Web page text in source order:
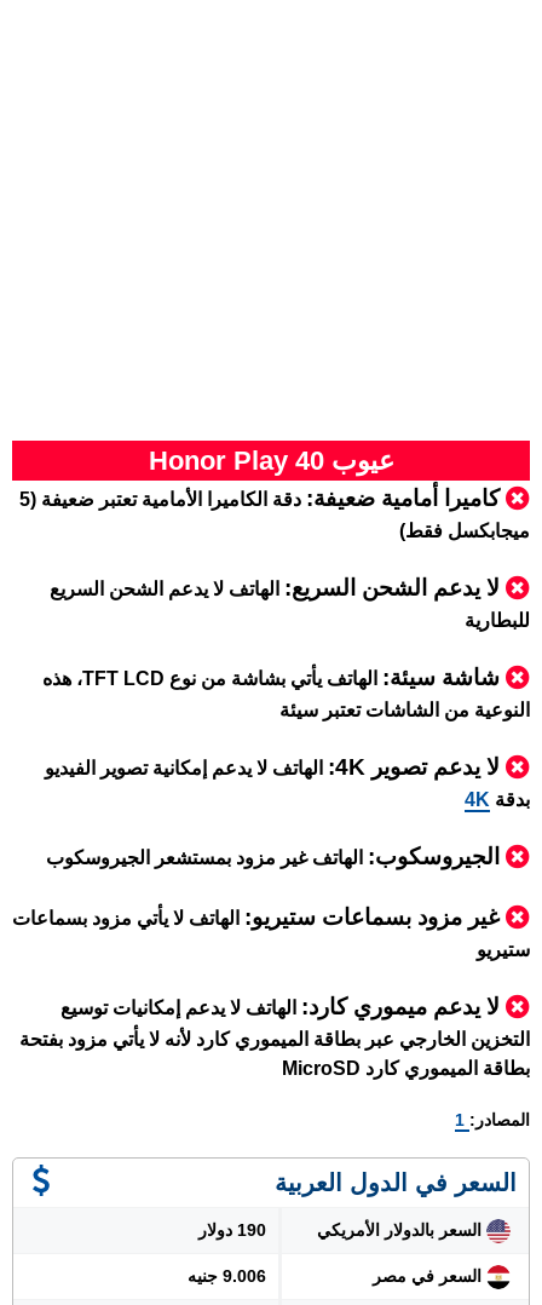
عيوب Honor Play 40
كاميرا أمامية ضعيفة:
دقة الكاميرا الأمامية تعتبر ضعيفة (5
ميجابكسل فقط)
لا يدعم الشحن السريع: الهاتف لا يدعم الشحن السريع
للبطارية
شاشة سيئة:
الهاتف يأتي بشاشة من نوع TFT LCD، هذه
النوعية من الشاشات تعتبر سيئة
لا يدعم تصوير 4K:
الهاتف لا يدعم إمكانية تصوير الفيديو
بدقة 4K
الجيروسكوب: الهاتف غير مزود بمستشعر الجيروسكوب
غير مزود بسماعات ستيريو: الهاتف لا يأتي مزود بسماعات
ستيريو
لا يدعم ميموري كارد: الهاتف لا يدعم إمكانيات توسيع
التخزين الخارجي عبر بطاقة الميموري كارد لأنه لا يأتي مزود بفتحة
بطاقة الميموري كارد MicroSD
المصادر: 1
السعر في الدول العربية
السعر بالدولار الأمريكي 190 دولار
السعر في مصر 9.006 جنيه